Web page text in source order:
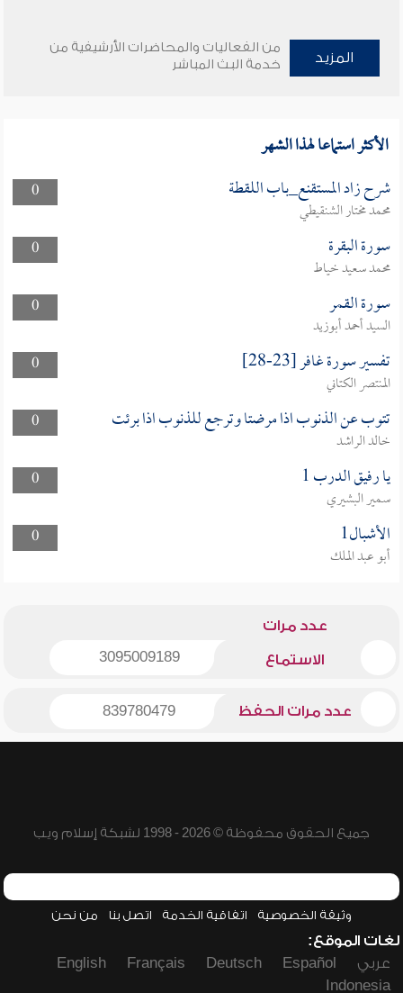
المزيد
من الفعاليات والمحاضرات الأرشيفية من
خدمة البث المباشر
الأكثر استماعا لهذا الشهر
0 شرح زاد المستقنع_باب اللقطة
محمد مختار الشنقيطي
0
سورة البقرة
محمد سعيد خياط
0
سورة القمر
السيد أحمد أبوزيد
0
تفسير سورة غافر [23-28]
المنتصر الكتاني
0
تتوب عن الذنوب اذا مرضتا وترجع للذنوب اذا برئت
خالد الراشد
0
يا رفيق الدرب 1
سمير البشيري
0
الأشبال1
أبو عبد الملك
عدد مرات
الاستماع 3095009189
عدد مرات الحفظ 839780479
جميع الحقوق محفوظة © 2026 - 1998 لشبكة إسلام ويب
وثيقة الخصوصية اتفاقية الخدمة اتصل بنا من نحن
لغات الموقع:
عربي
Español
Deutsch
Français
English
Indonesia